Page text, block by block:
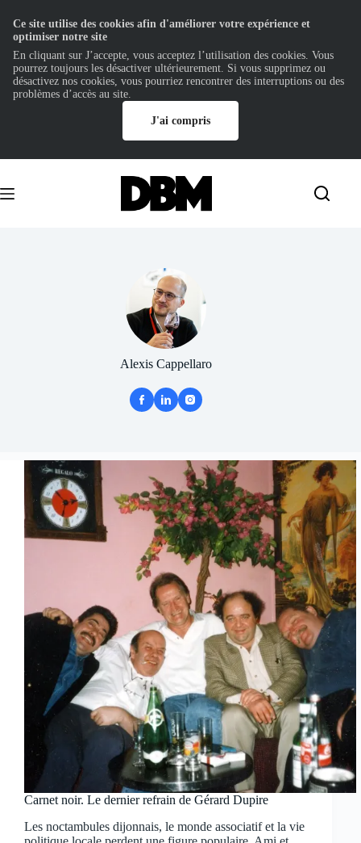
contenu
Alexis Cappellaro
Carnet noir. Le dernier refrain de Gérard Dupire
Les noctambules dijonnais, le monde associatif et la vie
Ce site utilise des cookies afin d'améliorer votre expérience et
optimiser notre site
En cliquant sur J’accepte, vous acceptez l’utilisation des cookies. Vous
pourrez toujours les désactiver ultérieurement. Si vous supprimez ou
désactivez nos cookies, vous pourriez rencontrer des interruptions ou des
problèmes d’accès au site.
J'ai compris